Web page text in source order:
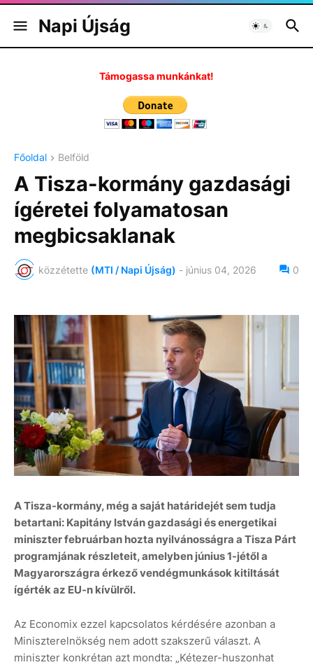
Napi Újság
Támogassa munkánkat!
Főoldal Belföld
A Tisza-kormány gazdasági
ígéretei folyamatosan
megbicsaklanak
közzétette (MTI / Napi Újság) - június 04, 2026 0
A Tisza-kormány, még a saját határidejét sem tudja
betartani: Kapitány István gazdasági és energetikai
miniszter februárban hozta nyilvánosságra a Tisza Párt
programjának részleteit, amelyben június 1-jétől a
Magyarországra érkező vendégmunkások kitiltását
ígérték az EU-n kívülről.
Az Economix ezzel kapcsolatos kérdésére azonban a
Miniszterelnökség nem adott szakszerű választ. A
miniszter konkrétan azt mondta: „Kétezer-huszonhat